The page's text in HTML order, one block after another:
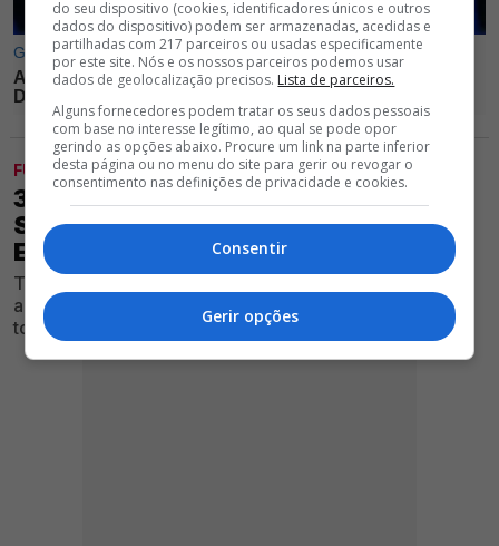
FUTEBOL
3 JOGADORES DESILUDEM MARCO
SILVA E SÃO DESPROMOVIDOS À
EQUIPA B DO BENFICA
Treinador não viu o desempenho esperado dos atletas
após tê-los consigo durante a pré-época e agora se
tornam opções para Nélson Veríssimo
do seu dispositivo (cookies, identificadores únicos e outros
dados do dispositivo) podem ser armazenadas, acedidas e
partilhadas com 217 parceiros ou usadas especificamente
por este site. Nós e os nossos parceiros podemos usar
dados de geolocalização precisos. Lista de parceiros.
Alguns fornecedores podem tratar os seus dados pessoais
com base no interesse legítimo, ao qual se pode opor
gerindo as opções abaixo. Procure um link na parte inferior
desta página ou no menu do site para gerir ou revogar o
consentimento nas definições de privacidade e cookies.
Consentir
Gerir opções